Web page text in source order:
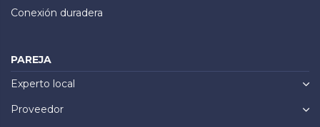
Conexión duradera
PAREJA
Experto local
Proveedor